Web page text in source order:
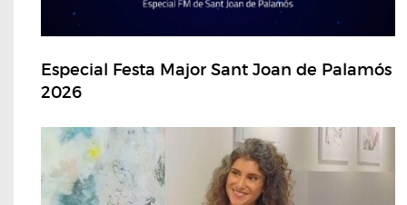
Especial Festa Major Sant Joan de Palamós
2026